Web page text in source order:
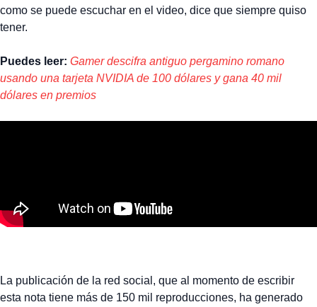
como se puede escuchar en el video, dice que siempre quiso
tener.
Puedes leer: Gamer descifra antiguo pergamino romano
usando una tarjeta NVIDIA de 100 dólares y gana 40 mil
dólares en premios
La publicación de la red social, que al momento de escribir
esta nota tiene más de 150 mil reproducciones, ha generado